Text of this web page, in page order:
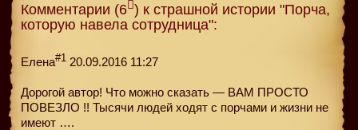
Комментарии (6 ) к страшной истории "Порча,
которую навела сотрудница":
Елена#1 20.09.2016 11:27
Дорогой автор! Что можно сказать — ВАМ ПРОСТО
ПОВЕЗЛО !! Тысячи людей ходят с порчами и жизни не
имеют ….